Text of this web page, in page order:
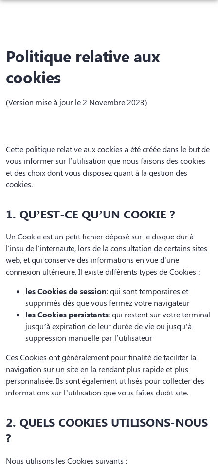
PRÉVOIR SES OBSÈQUES
SERVICES AUX FAMILLES
CHAMBRE FUNÉRAIRE
MONUMENTS FUNÉRAIRES
PRODUITS
Politique relative aux
cookies
(Version mise à jour le 2 Novembre 2023)
Cette politique relative aux cookies a été créée dans le but de
vous informer sur l’utilisation que nous faisons des cookies
et des choix dont vous disposez quant à la gestion des
cookies.
1. QU’EST-CE QU’UN COOKIE ?
Un Cookie est un petit fichier déposé sur le disque dur à
l'insu de l'internaute, lors de la consultation de certains sites
web, et qui conserve des informations en vue d'une
connexion ultérieure. Il existe différents types de Cookies :
les Cookies de session: qui sont temporaires et
supprimés dès que vous fermez votre navigateur
les Cookies persistants: qui restent sur votre terminal
jusqu’à expiration de leur durée de vie ou jusqu’à
suppression manuelle par l’utilisateur
Ces Cookies ont généralement pour finalité de faciliter la
navigation sur un site en la rendant plus rapide et plus
personnalisée. Ils sont également utilisés pour collecter des
informations sur l’utilisation que vous faîtes dudit site.
2. QUELS COOKIES UTILISONS-NOUS
?
Nous utilisons les Cookies suivants :